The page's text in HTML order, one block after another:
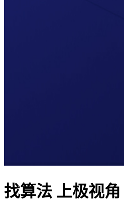
找算法 上极视角